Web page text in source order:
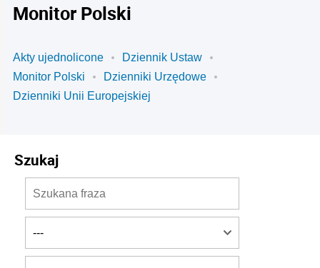
Monitor Polski
Akty ujednolicone
Dziennik Ustaw
Monitor Polski
Dzienniki Urzędowe
Dzienniki Unii Europejskiej
Szukaj